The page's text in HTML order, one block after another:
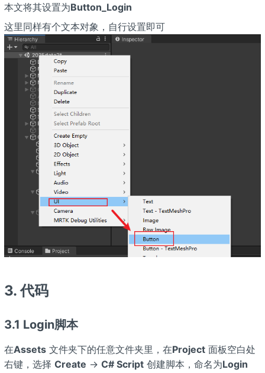
本文将其设置为Button_Login
这里同样有个文本对象，自行设置即可
3. 代码
3.1 Login脚本
在Assets文件夹下的任意文件夹里，在Project面板空白处
右键，选择 Create → C# Script创建脚本，命名为Login